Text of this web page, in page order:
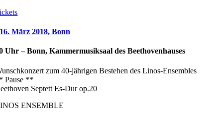
16. März 2018, Bonn
Uhr – Bonn, Kammermusiksaal des Beethovenhauses
zum 40-jährigen Bestehen des Linos-Ensembles
Pause **
Septett Es-Dur op.20
ENSEMBLE